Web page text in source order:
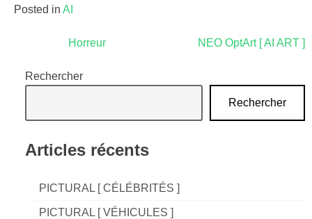
Posted in AI
Navigation
de
Horreur NEO OptArt [ AI ART ]
Rechercher
Rechercher
Articles récents
PICTURAL [ CÉLÉBRITÉS ]
PICTURAL [ VÉHICULES ]